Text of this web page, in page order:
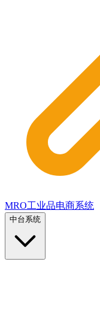
MRO工业品电商系统
中台系统